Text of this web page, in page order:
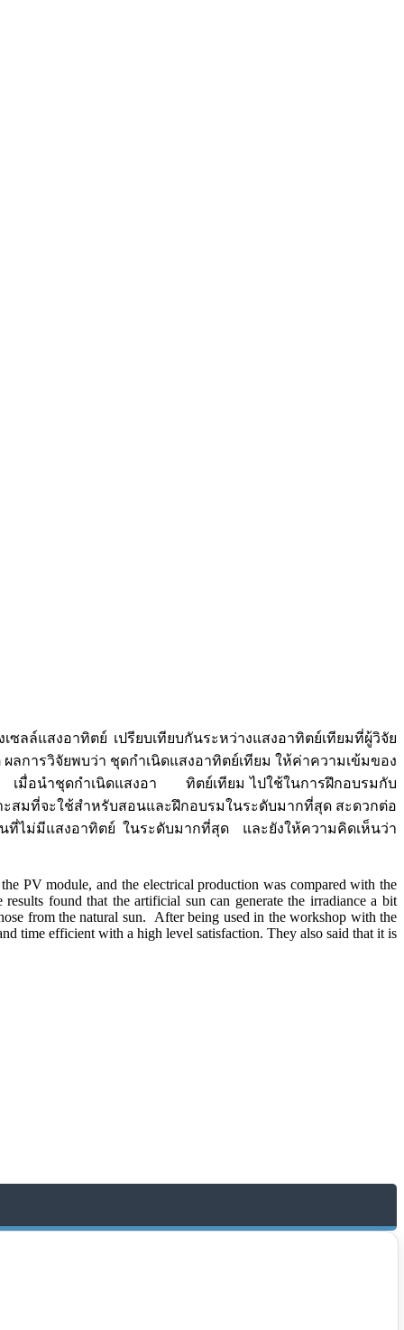
แสงอาทิตย์ เปรียบเทียบกันระหว่างแสงอาทิตย์เทียมที่ผู้วิจัย
การวิจัยพบว่า ชุดกำเนิดแสงอาทิตย์เทียม ให้ค่าความเข้มของ
ติ เมื่อนำชุดกำเนิดแสงอา ทิตย์เทียม ไปใช้ในการฝึกอบรมกับ
สมที่จะใช้สำหรับสอนและฝึกอบรมในระดับมากที่สุด สะดวกต่อ
ที่ไม่มีแสงอาทิตย์ ในระดับมากที่สุด และยังให้ความคิดเห็นว่า
module, and the electrical production was compared with the
found that the artificial sun can generate the irradiance a bit
from the natural sun. After being used in the workshop with the
time efficient with a high level satisfaction. They also said that it is